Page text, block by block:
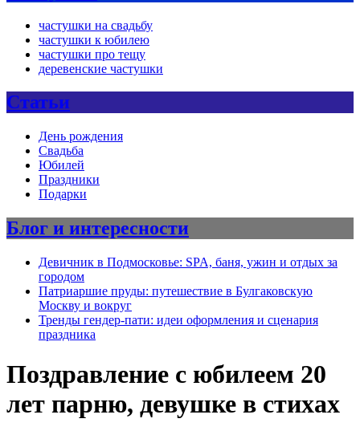
частушки на свадьбу
частушки к юбилею
частушки про тещу
деревенские частушки
Статьи
День рождения
Свадьба
Юбилей
Праздники
Подарки
Блог и интересности
Девичник в Подмосковье: SPA, баня, ужин и отдых за
городом
Патриаршие пруды: путешествие в Булгаковскую
Москву и вокруг
Тренды гендер-пати: идеи оформления и сценария
праздника
Поздравление с юбилеем 20
лет парню, девушке в стихах